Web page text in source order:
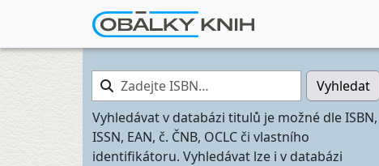
Zadejte ISBN…
Vyhledat
Vyhledávat v databázi titulů je možné dle ISBN,
ISSN, EAN, č. ČNB, OCLC či vlastního
identifikátoru. Vyhledávat lze i v databázi